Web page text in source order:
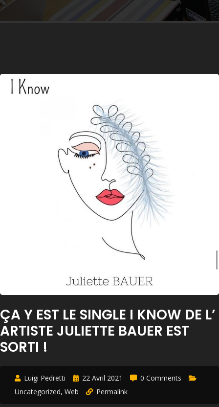
ÇA Y EST LE SINGLE I KNOW DE L’
ARTISTE JULIETTE BAUER EST
SORTI !
Luigi Pedretti 22 Avril 2021
0 Comments
Uncategorized, Web Permalink